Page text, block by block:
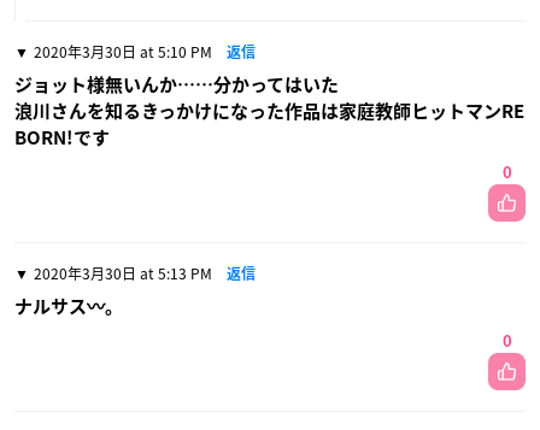
2020年3月30日 at 5:10 PM 返信
ジョット様無いんか……分かってはいた
浪川さんを知るきっかけになった作品は家庭教師ヒットマンRE
BORN!です
0
2020年3月30日 at 5:13 PM 返信
ナルサス〰️。
0